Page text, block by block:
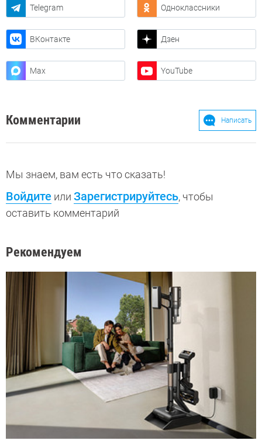
Telegram Одноклассники
ВКонтакте Дзен
Max YouTube
Комментарии Написать
Мы знаем, вам есть что сказать!
Войдите или Зарегистрируйтесь, чтобы
оставить комментарий
Рекомендуем